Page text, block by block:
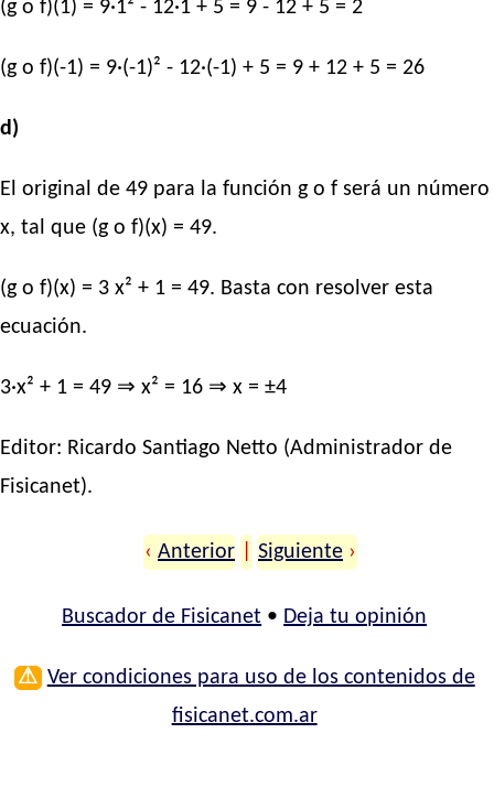
(g o f)(1) = 9·1² - 12·1 + 5 = 9 - 12 + 5 = 2
(g o f)(-1) = 9·(-1)² - 12·(-1) + 5 = 9 + 12 + 5 = 26
d)
El original de 49 para la función g o f será un número
x, tal que (g o f)(x) = 49.
(g o f)(x) = 3 x² + 1 = 49. Basta con resolver esta
ecuación.
3·x² + 1 = 49 ⇒ x² = 16 ⇒ x = ±4
Editor: Ricardo Santiago Netto (Administrador de
Fisicanet).
‹ Anterior Siguiente ›
Buscador de Fisicanet • Deja tu opinión
⚠ Ver condiciones para uso de los contenidos de
fisicanet.com.ar